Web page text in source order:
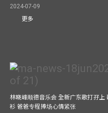
2024-07-09
更多
林晓峰顺德音乐会 全新广东歌打孖上
衫 爸爸专程捧场心情紧张